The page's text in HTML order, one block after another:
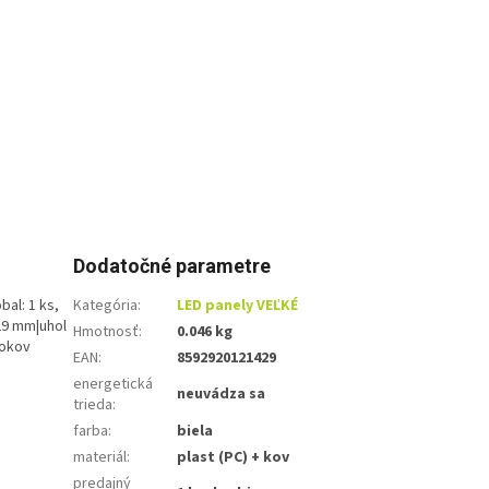
1 ks,
mm|uhol
Dodatočné parametre
Kategória:
LED panely VEĽKÉ
Hmotnosť:
0.046 kg
EAN:
8592920121429
energetická
trieda:
neuvádza sa
farba:
biela
materiál:
plast (PC) + kov
predajný